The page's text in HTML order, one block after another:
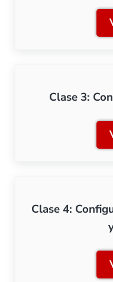
Clase 3:
Clase 4: